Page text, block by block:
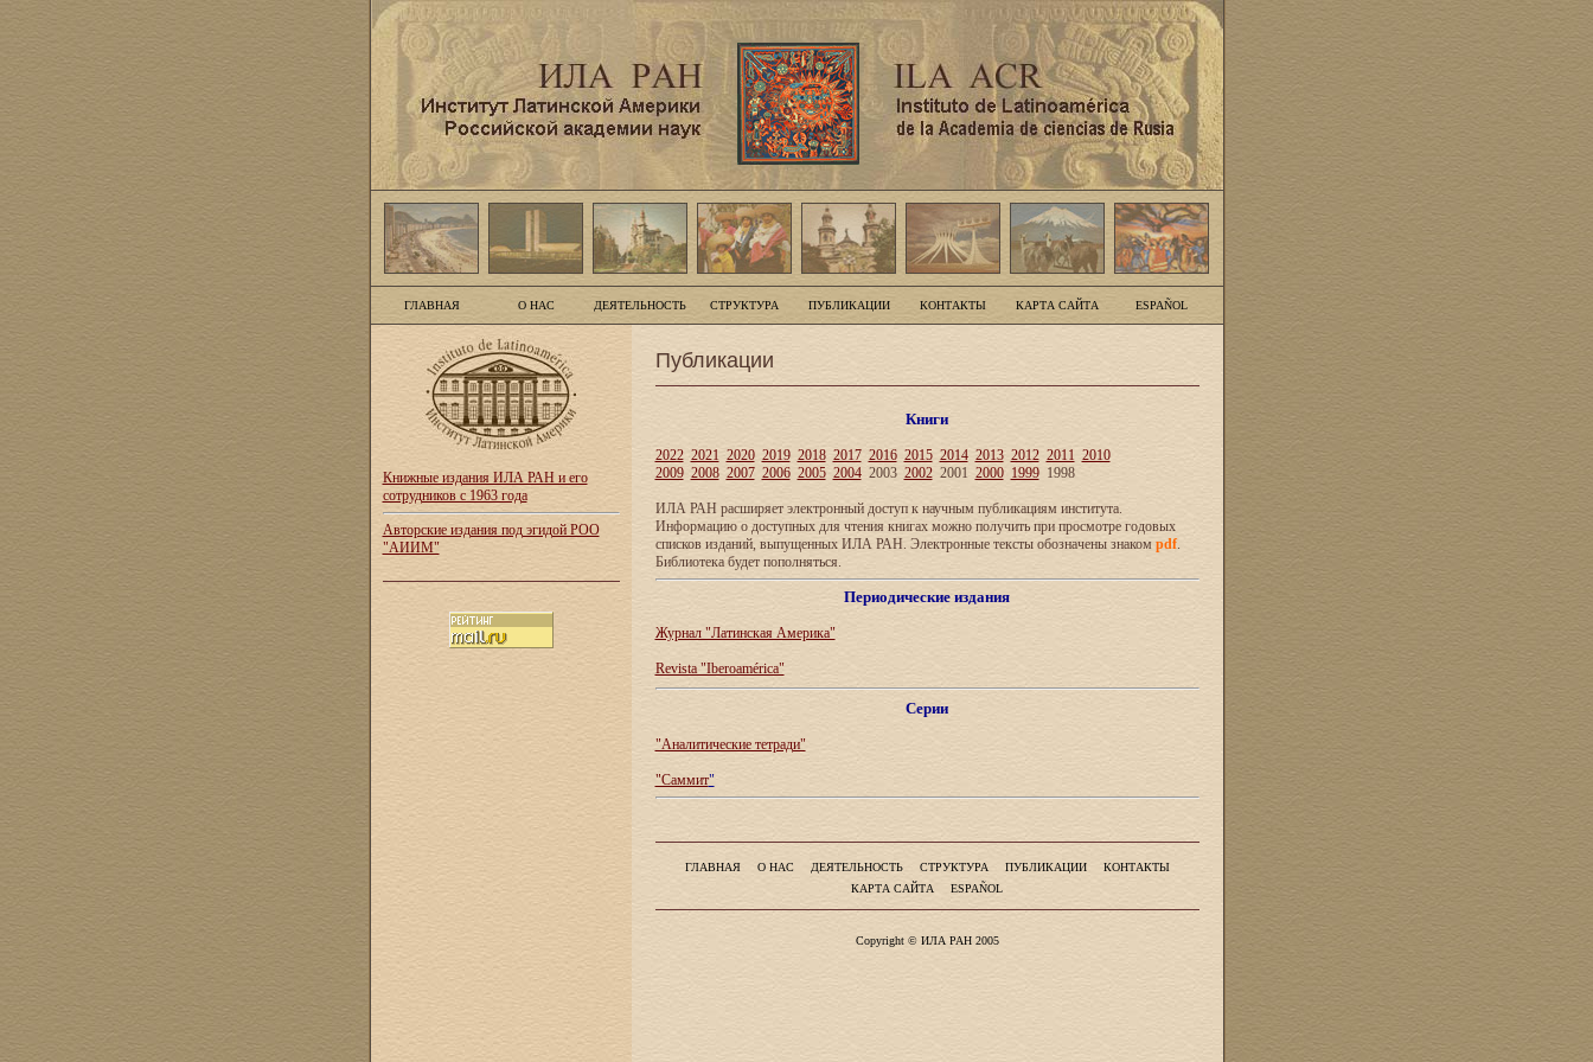
ГЛАВНАЯ О НАС ДЕЯТЕЛЬНОСТЬ СТРУКТУРА ПУБЛИКАЦИИ КОНТАКТЫ КАРТА САЙТА ESPAÑOL
Книжные издания ИЛА РАН и его
сотрудников с 1963 года
Авторские издания под эгидой РОО
"АИИМ"
Публикации
Книги
2022 2021 2020 2019 2018 2017 2016 2015 2014 2013 2012 2011 2010
2009 2008 2007 2006 2005 20042003 20022001 2000 19991998
ИЛА РАН расширяет электронный доступ к научным публикациям института.
Информацию о доступных для чтения книгах можно получить при просмотре годовых
списков изданий, выпущенных ИЛА РАН. Электронные тексты обозначены знаком pdf.
Библиотека будет пополняться.
Периодические издания
Журнал "Латинская Америка"
Revista "Iberoamérica"
Серии
"Аналитические тетради"
"Саммит"
ГЛАВНАЯ О НАС ДЕЯТЕЛЬНОСТЬ СТРУКТУРА ПУБЛИКАЦИИ
КОНТАКТЫ
КАРТА САЙТА
ESPAÑOL
Copyright © ИЛА РАН 2005